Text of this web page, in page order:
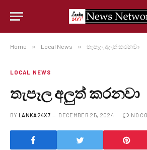
Home » Local News » තැපෑල අලුත් කරනවා
LOCAL NEWS
තැපෑල අලුත් කරනවා
BY LANKA24X7 DECEMBER 25, 2024 NO